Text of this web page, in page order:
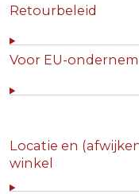
Retourbeleid
Voor EU-
Locatie en
winkel